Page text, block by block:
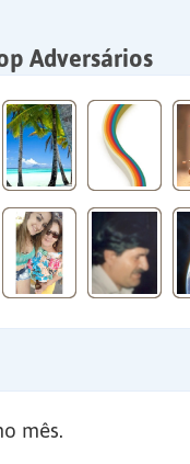
Adversários
mês.